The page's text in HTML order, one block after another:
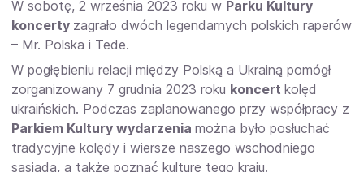
W sobotę, 2 września 2023 roku w Parku Kultury
koncerty zagrało dwóch legendarnych polskich raperów
– Mr. Polska i Tede.
W pogłębieniu relacji między Polską a Ukrainą pomógł
zorganizowany 7 grudnia 2023 roku koncert kolęd
ukraińskich. Podczas zaplanowanego przy współpracy z
Parkiem Kultury wydarzenia można było posłuchać
tradycyjne kolędy i wiersze naszego wschodniego
sąsiada, a także poznać kulturę tego kraju.